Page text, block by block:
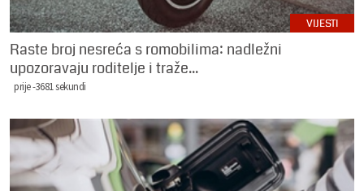
VIJESTI
Raste broj nesreća s romobilima: nadležni
upozoravaju roditelje i traže...
prije -3681 sekundi